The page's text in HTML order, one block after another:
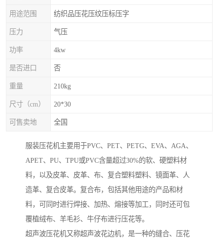
用途范围 纺织品压花压纹压标压字
压力 气压
功率 4kw
是否进口 否
重量 210kg
尺寸（cm） 20*30
可售卖地 全国
服装压花机主要用于PVC、PET、PETG、EVA、AGA、
APET、PU、TPU或PVC含量超过30%的软、硬塑料材
料，以及皮革、皮革、布、复合塑料塑料、镜面革、人
造革、复合皮革。复合布，包括其他用途的产品和材
料，可同时进行焊接、加热、熔接等加工，同时还可包
覆植绒布、羊毛衫、牛仔布进行压花等。
超声波压花机又称超声波花边机，是一种的缝合、压花